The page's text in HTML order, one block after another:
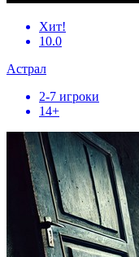
Хит!
10.0
Астрал
2-7 игроки
14+